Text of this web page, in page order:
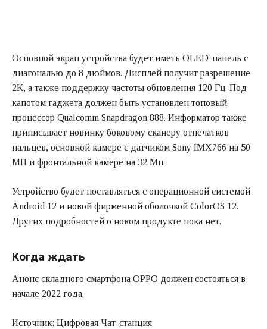
Основной экран устройства будет иметь OLED-панель с
диагональю до 8 дюймов. Дисплей получит разрешение
2K, а также поддержку частоты обновления 120 Гц. Под
капотом гаджета должен быть установлен топовый
процессор Qualcomm Snapdragon 888. Информатор также
приписывает новинку боковому сканеру отпечатков
пальцев, основной камере с датчиком Sony IMX766 на 50
МП и фронтальной камере на 32 Мп.
Устройство будет поставляться с операционной системой
Android 12 и новой фирменной оболочкой ColorOS 12.
Других подробностей о новом продукте пока нет.
Когда ждать
Анонс складного смартфона OPPO должен состояться в
начале 2022 года.
Источник: Цифровая Чат-станция